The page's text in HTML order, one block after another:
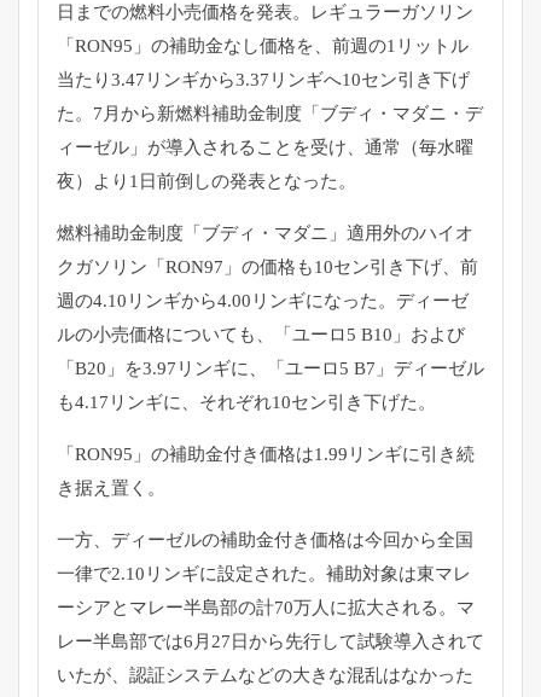
日までの燃料小売価格を発表。
レギュラーガソリン
「RON95」の補助金なし価格を、 前週の1リットル
当たり3.47リンギから3.37リンギへ10セン引き下げ
た。7月から新燃料補助金制度「 ブディ・マダニ・デ
ィーゼル」が導入されることを受け、通常（毎水曜
夜）より1日前倒しの発表となった。
燃料補助金制度「ブディ・マダニ」適用外のハイオ
クガソリン「 RON97」の価格も10セン引き下げ、前
週の4.10リンギから4.00リンギになった。 ディーゼ
ルの小売価格についても、「ユーロ5 B10」および
「B20」を3.97リンギに、「ユーロ5 B7」ディーゼル
も4.17リンギに、 それぞれ10セン引き下げた。
「RON95」の補助金付き価格は1.99リンギに引き続
き据え置く。
一方、ディーゼルの補助金付き価格は今回から全国
一律で2.10リンギに設定された。 補助対象は東マレ
ーシアとマレー半島部の計70万人に拡大される 。 マ
レー半島部では6月27日から先行して試験導入されて
いたが、 認証システムなどの大きな混乱はなかった